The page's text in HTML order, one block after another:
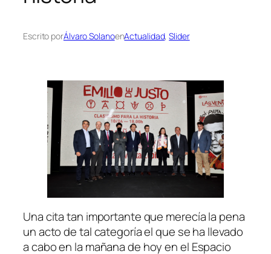
Escrito porÁlvaro SolanoenActualidad, Slider
Una cita tan importante que merecía la pena
un acto de tal categoría el que se ha llevado
a cabo en la mañana de hoy en el Espacio